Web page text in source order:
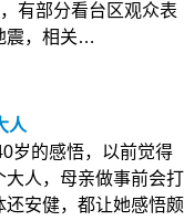
有部分看台区观众表
震，相关…
人
的感悟，以前觉得
大人，母亲做事前会打
安健，都让她感悟颇